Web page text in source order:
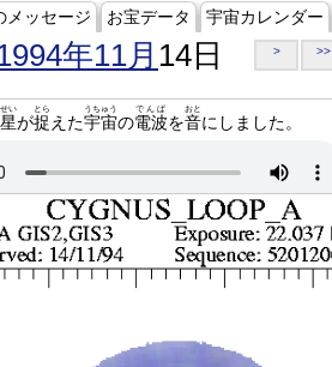
メッセージ お宝データ 宇宙カレンダー
年11月 14日 > >>
い
が捉
とら
えた宇宙
うちゅう
の電波
でんぱ
を音
おと
にしました。